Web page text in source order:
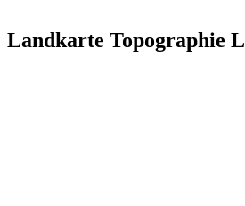
Landkarte Topographie